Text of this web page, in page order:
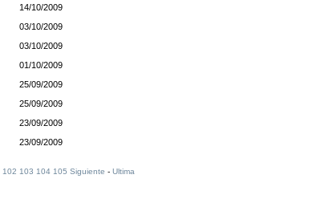
14/10/2009
03/10/2009
03/10/2009
01/10/2009
25/09/2009
25/09/2009
23/09/2009
23/09/2009
102 103 104 105 Siguiente - Ultima